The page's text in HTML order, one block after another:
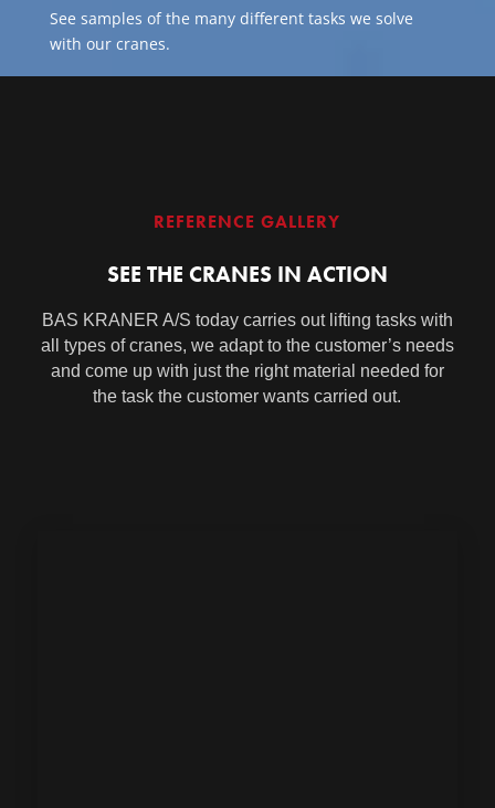
See samples of the many different tasks we solve
with our cranes.
REFERENCE GALLERY
SEE THE CRANES IN ACTION
BAS KRANER A/S today carries out lifting tasks with
all types of cranes, we adapt to the customer’s needs
and come up with just the right material needed for
the task the customer wants carried out.